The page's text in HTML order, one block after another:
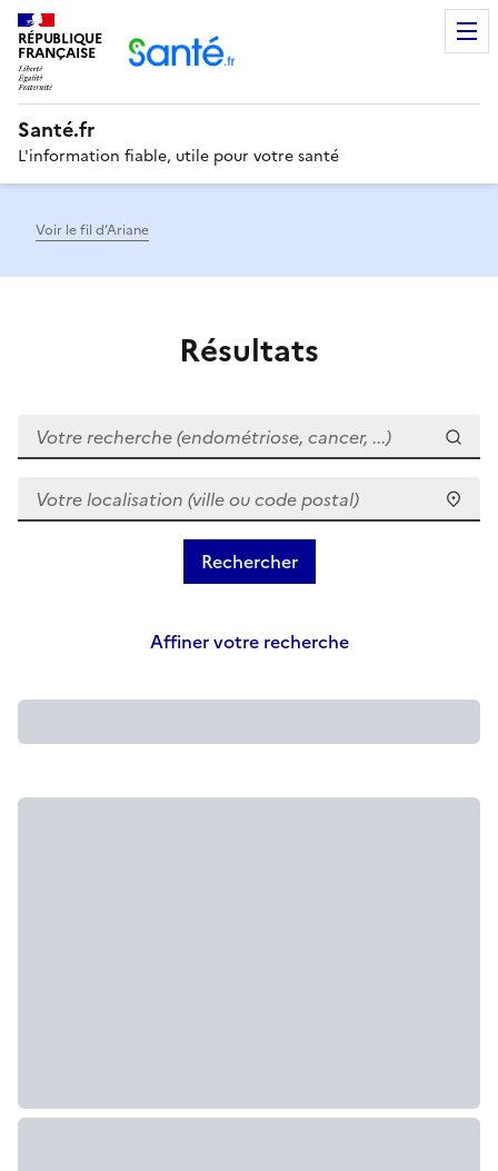
RÉPUBLIQUE
FRANÇAISE
Santé.fr
L'information fiable, utile pour votre santé
Voir le fil d’Ariane
Résultats
Votre recherche (endométriose, cancer, ...)
Votre localisation (ville ou code postal)
Affiner votre recherche